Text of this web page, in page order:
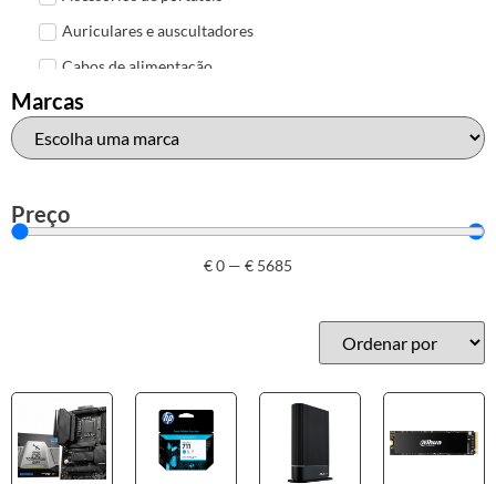
Auriculares e auscultadores
Cabos de alimentação
Colunas de Som
Hubs
Mais acessórios USB
HP
Outros acessórios de informática
Marcas
Preço
€0 — € 5685